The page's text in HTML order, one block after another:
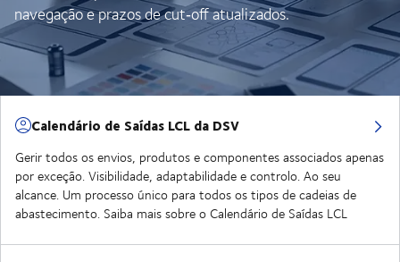
navegação e prazos de cut‑off atualizados.
Calendário de Saídas LCL da DSV
Gerir todos os envios, produtos e componentes associados apenas
por exceção. Visibilidade, adaptabilidade e controlo. Ao seu
alcance. Um processo único para todos os tipos de cadeias de
abastecimento. Saiba mais sobre o Calendário de Saídas LCL